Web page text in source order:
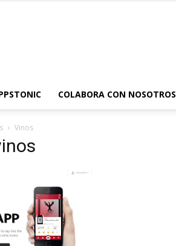
COLABORA CON NOSOTROS
Vinos